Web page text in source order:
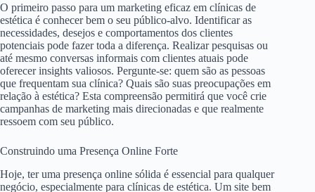
O primeiro passo para um marketing eficaz em clínicas de
estética é conhecer bem o seu público-alvo. Identificar as
necessidades, desejos e comportamentos dos clientes
potenciais pode fazer toda a diferença. Realizar pesquisas ou
até mesmo conversas informais com clientes atuais pode
oferecer insights valiosos. Pergunte-se: quem são as pessoas
que frequentam sua clínica? Quais são suas preocupações em
relação à estética? Esta compreensão permitirá que você crie
campanhas de marketing mais direcionadas e que realmente
ressoem com seu público.
Construindo uma Presença Online Forte
Hoje, ter uma presença online sólida é essencial para qualquer
negócio, especialmente para clínicas de estética. Um site bem